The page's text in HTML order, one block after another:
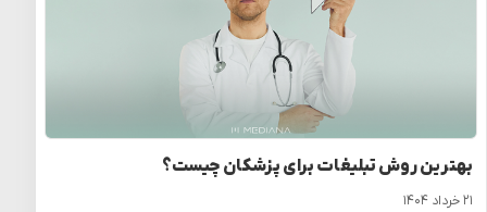
بهترین روش تبلیغات برای پزشکان چیست؟
۲۱ خرداد ۱۴۰۴